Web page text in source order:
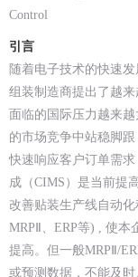
Control
引言
随着电子技术的快速
组装制造商提出了越
面临的国际压力越来
的市场竞争中站稳脚
快速响应客户订单需
成（CIMS）是当前提
改善贴装生产线自动
MRPⅡ、ERP等) , 使
提高。但一般MRPⅡ/
或预测数据，不能及